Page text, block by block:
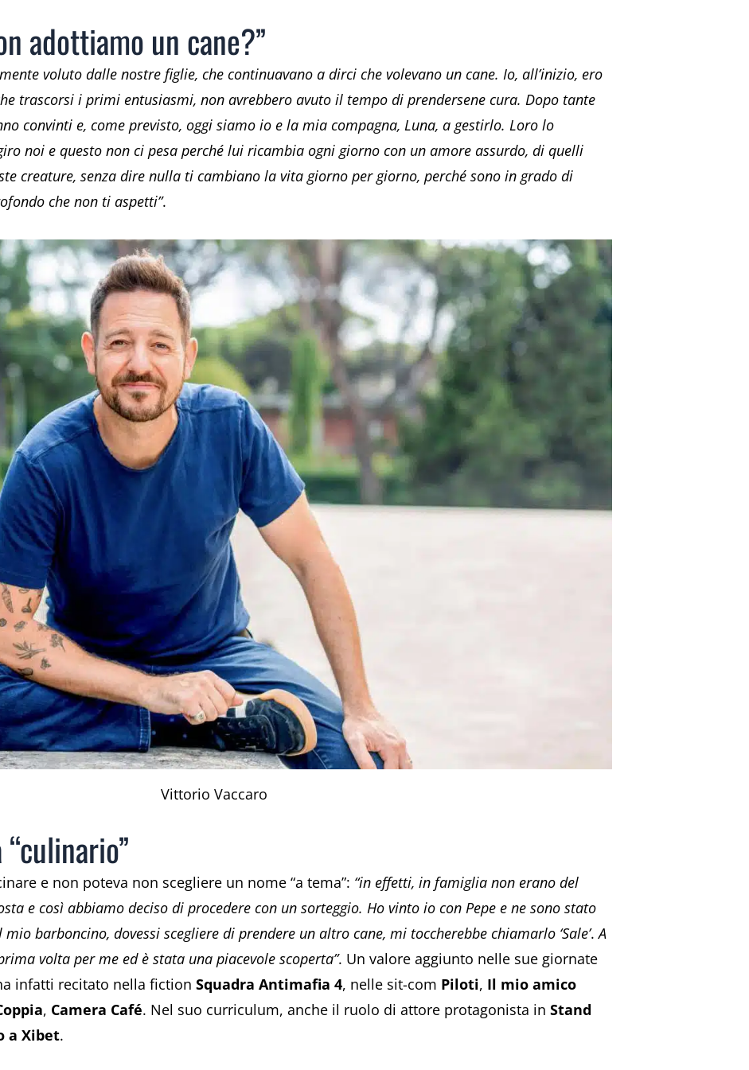
adottiamo un cane?”
voluto dalle nostre figlie, che continuavano a dirci che volevano un cane. Io, all’inizio, ero
trascorsi i primi entusiasmi, non avrebbero avuto il tempo di prendersene cura. Dopo tante
convinti e, come previsto, oggi siamo io e la mia compagna, Luna, a gestirlo. Loro lo
noi e questo non ci pesa perché lui ricambia ogni giorno con un amore assurdo, di quelli
creature, senza dire nulla ti cambiano la vita giorno per giorno, perché sono in grado di
che non ti aspetti”.
Vittorio Vaccaro
e non poteva non scegliere un nome “a tema”: “in effetti, in famiglia non erano del
e così abbiamo deciso di procedere con un sorteggio. Ho vinto io con Pepe e ne sono stato
barboncino, dovessi scegliere di prendere un altro cane, mi toccherebbe chiamarlo ‘Sale’.A
volta per me ed è stata una piacevole scoperta”. Un valore aggiunto nelle sue giornate
infatti recitato nella fiction Squadra Antimafia 4, nelle sit-com Piloti, Il mio amico
, Camera Café. Nel suo curriculum, anche il ruolo di attore protagonista in Stand
a Xibet.